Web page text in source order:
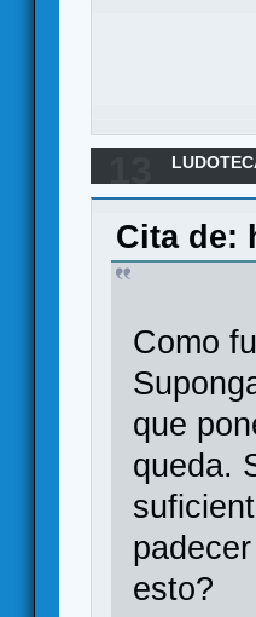
Cita de:
Como
que
queda.
esto?